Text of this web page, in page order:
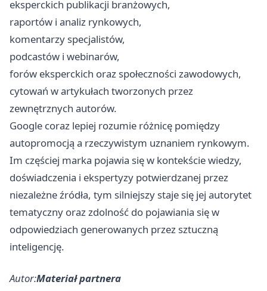
eksperckich publikacji branżowych,
raportów i analiz rynkowych,
komentarzy specjalistów,
podcastów i webinarów,
forów eksperckich oraz społeczności zawodowych,
cytowań w artykułach tworzonych przez
zewnętrznych autorów.
Google coraz lepiej rozumie różnicę pomiędzy
autopromocją a rzeczywistym uznaniem rynkowym.
Im częściej marka pojawia się w kontekście wiedzy,
doświadczenia i ekspertyzy potwierdzanej przez
niezależne źródła, tym silniejszy staje się jej autorytet
tematyczny oraz zdolność do pojawiania się w
odpowiedziach generowanych przez sztuczną
inteligencję.
Autor:Materiał partnera